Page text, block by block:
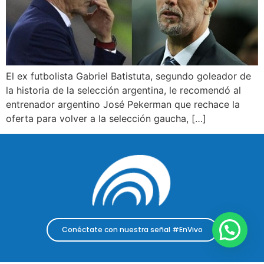
El ex futbolista Gabriel Batistuta, segundo goleador de
la historia de la selección argentina, le recomendó al
entrenador argentino José Pekerman que rechace la
oferta para volver a la selección gaucha, […]
Conéctate con nuestra señal #EnVivo